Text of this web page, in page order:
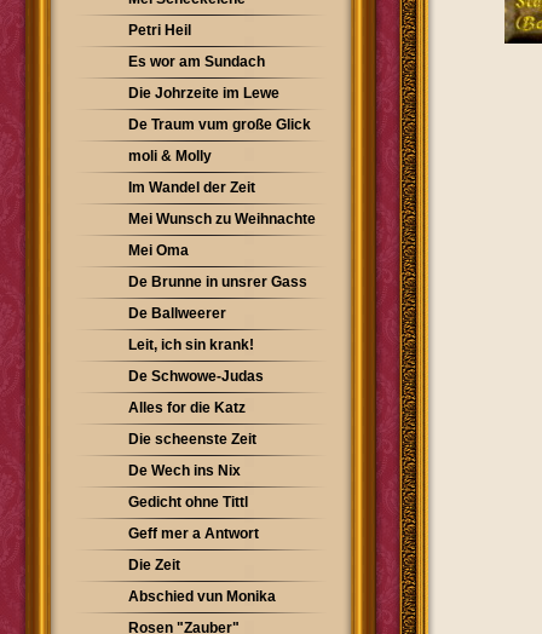
Petri Heil
Es wor am Sundach
Die Johrzeite im Lewe
De Traum vum große Glick
moli & Molly
Im Wandel der Zeit
Mei Wunsch zu Weihnachte
Mei Oma
De Brunne in unsrer Gass
De Ballweerer
Leit, ich sin krank!
De Schwowe-Judas
Alles for die Katz
Die scheenste Zeit
De Wech ins Nix
Gedicht ohne Tittl
Geff mer a Antwort
Die Zeit
Abschied vun Monika
Rosen "Zauber"